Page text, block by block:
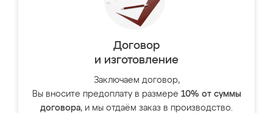
Договор
и изготовление
Заключаем договор,
Вы вносите предоплату в размере 10% от суммы
договора, и мы отдаём заказ в производство.